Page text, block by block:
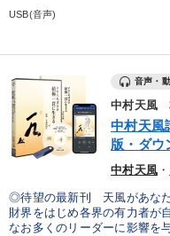
USB(音声)
音声・
中村天風
中村天風
版・ダウ
中村天風 ・
◎待望の最新刊 天風があな
財界をはじめ各界の有力者が
なお多くのリーダーに影響を